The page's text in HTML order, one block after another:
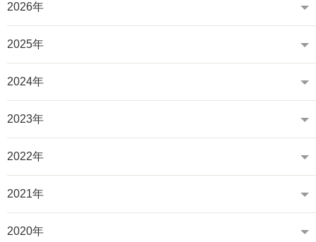
2026年
2025年
2024年
2023年
2022年
2021年
2020年